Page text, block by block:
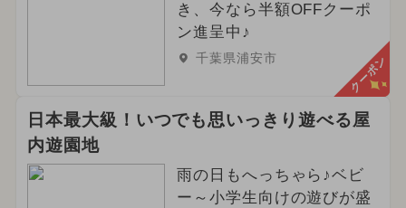
き、今なら半額OFFクーポ
ン進呈中♪
千葉県浦安市 クーポン
日本最大級！いつでも思いっきり遊べる屋
内遊園地
雨の日もへっちゃら♪ベビ
ー～小学生向けの遊びが盛